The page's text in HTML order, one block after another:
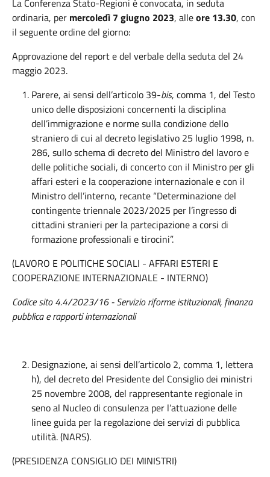
La Conferenza Stato-Regioni è convocata, in seduta
ordinaria, per mercoledì 7 giugno 2023, alleore 13.30, con
il seguente ordine del giorno:
Approvazione del report e del verbale della seduta del 24
maggio 2023.
Parere, ai sensi dell’articolo 39-bis, comma 1, del Testo
unico delle disposizioni concernenti la disciplina
dell’immigrazione e norme sulla condizione dello
straniero di cui al decreto legislativo 25 luglio 1998, n.
286, sullo schema di decreto del Ministro del lavoro e
delle politiche sociali, di concerto con il Ministro per gli
affari esteri e la cooperazione internazionale e con il
Ministro dell’interno, recante “Determinazione del
contingente triennale 2023/2025 per l’ingresso di
cittadini stranieri per la partecipazione a corsi di
formazione professionali e tirocini”.
(LAVORO E POLITICHE SOCIALI - AFFARI ESTERI E
COOPERAZIONE INTERNAZIONALE - INTERNO)
Codice sito 4.4/2023/16 - Servizio riforme istituzionali, finanza
pubblica e rapporti internazionali
Designazione, ai sensi dell’articolo 2, comma 1, lettera
h), del decreto del Presidente del Consiglio dei ministri
25 novembre 2008, del rappresentante regionale in
seno al Nucleo di consulenza per l’attuazione delle
linee guida per la regolazione dei servizi di pubblica
utilità. (NARS).
(PRESIDENZA CONSIGLIO DEI MINISTRI)